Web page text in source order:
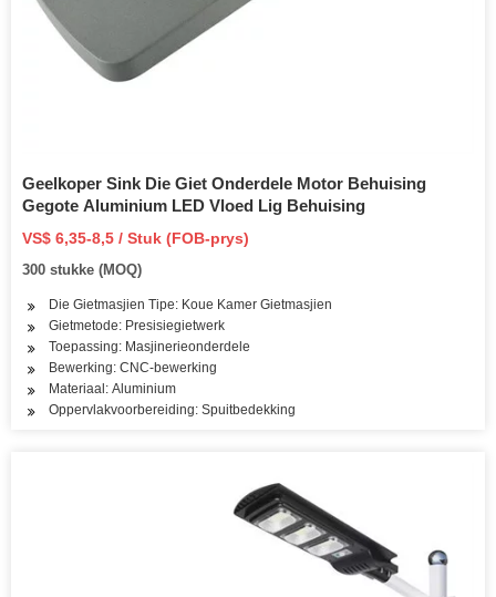
Geelkoper Sink Die Giet Onderdele Motor Behuising
Gegote Aluminium LED Vloed Lig Behuising
VS$ 6,35-8,5 / Stuk (FOB-prys)
300 stukke (MOQ)
Die Gietmasjien Tipe: Koue Kamer Gietmasjien
Gietmetode: Presisiegietwerk
Toepassing: Masjinerieonderdele
Bewerking: CNC-bewerking
Materiaal: Aluminium
Oppervlakvoorbereiding: Spuitbedekking